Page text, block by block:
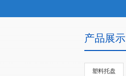
产品展示
塑料托盘